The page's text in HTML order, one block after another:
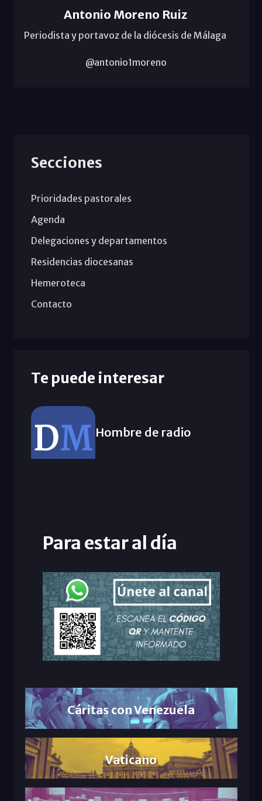
Antonio Moreno Ruiz
Periodista y portavoz de la diócesis de Málaga
@antonio1moreno
Secciones
Prioridades pastorales
Agenda
Delegaciones y departamentos
Residencias diocesanas
Hemeroteca
Contacto
Te puede interesar
Hombre de radio
Para estar al día
Cáritas con Venezuela
Vaticano